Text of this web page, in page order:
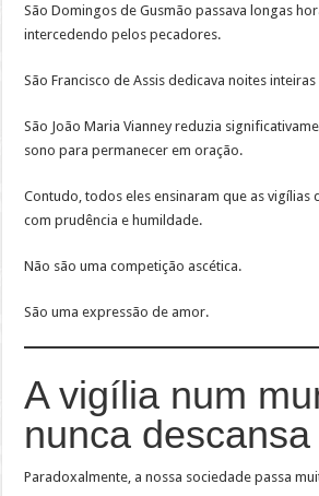
São Domingos de Gusmão passava longas
intercedendo pelos pecadores.
São Francisco de Assis dedicava noites
São João Maria Vianney reduzia
sono para permanecer em oração.
Contudo, todos eles ensinaram que as vigílias
com prudência e humildade.
Não são uma competição ascética.
São uma expressão de amor.
A vigília num
nunca descansa
Paradoxalmente, a nossa sociedade passa